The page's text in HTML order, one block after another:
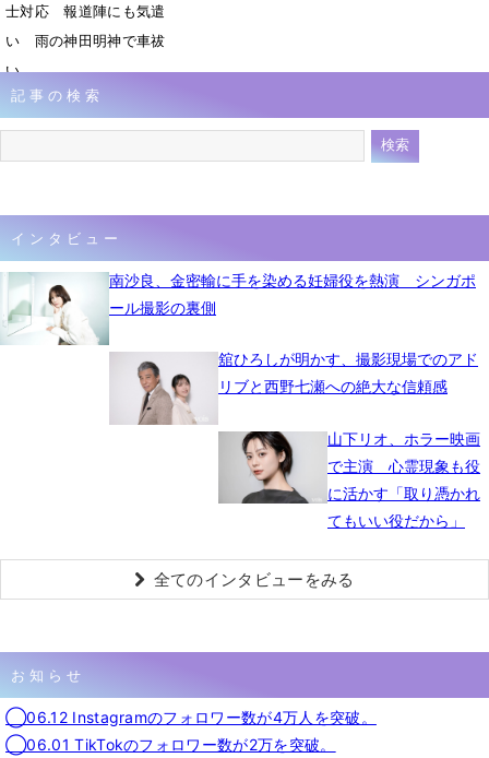
士対応 報道陣にも気遣
い 雨の神田明神で車祓
い
6月8日 13時07分
記事の検索
インタビュー
南沙良、金密輸に手を染める妊婦役を熱演 シンガポ
ール撮影の裏側
舘ひろしが明かす、撮影現場でのアド
リブと西野七瀬への絶大な信頼感
山下リオ、ホラー映画
で主演 心霊現象も役
に活かす「取り憑かれ
てもいい役だから」
全てのインタビューをみる
お知らせ
◯06.12 Instagramのフォロワー数が4万人を突破。
◯06.01 TikTokのフォロワー数が2万を突破。